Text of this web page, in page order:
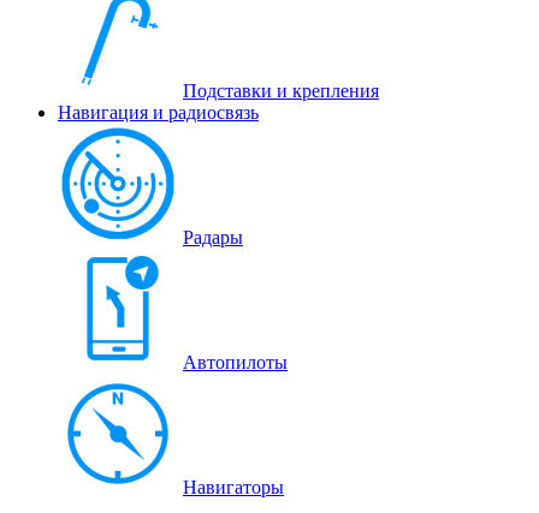
Подставки и крепления
Навигация и радиосвязь
Радары
Автопилоты
Навигаторы